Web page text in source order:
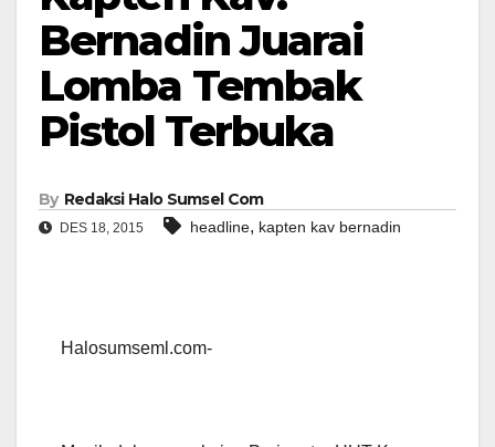
Bernadin Juarai
Lomba Tembak
Pistol Terbuka
By Redaksi Halo Sumsel Com
DES 18, 2015 headline, kapten kav bernadin
Halosumseml.com-